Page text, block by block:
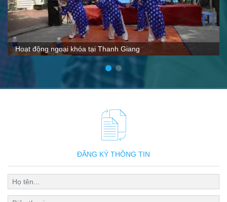
VTC nói gì về Thanh Giang
ĐĂNG KÝ THÔNG TIN